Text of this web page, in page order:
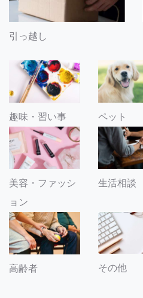
引っ越し
趣味・習い事 ペット
美容・ファッシ
ョン
生活相談
高齢者 その他